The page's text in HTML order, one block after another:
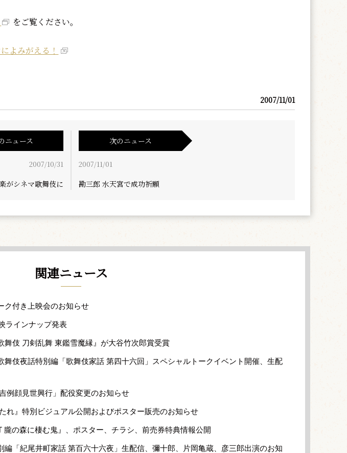
をご覧ください。
よみがえる！
2007/11/01
ニュース
2007/10/31
がシネマ歌舞伎に
次のニュース
2007/11/01
勘三郎 水天宮で成功祈願
関連ニュース
ク付き上映会のお知らせ
ラインナップ発表
舞伎 刀剣乱舞 東鑑雪魔縁』が大谷竹次郎賞受賞
舞伎夜話特別編「歌舞伎家話 第四十六回」スペシャルトークイベント開催、生配
例顔見世興行」配役変更のお知らせ
れ』特別ビジュアル公開およびポスター販売のお知らせ
朧の森に棲む鬼』、ポスター、チラシ、前売券特典情報公開
編「紀尾井町家話 第百六十六夜」生配信、彌十郎、片岡亀蔵、彦三郎出演のお知